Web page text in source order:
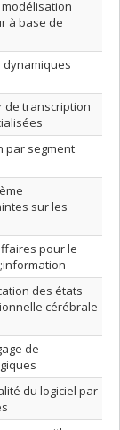
à base de
dynamiques
de transcription
par segment
sur les
pour le
des états
cérébrale
de
du logiciel par